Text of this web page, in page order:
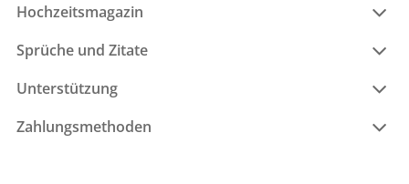
Hochzeitsmagazin
Sprüche und Zitate
Unterstützung
Zahlungsmethoden